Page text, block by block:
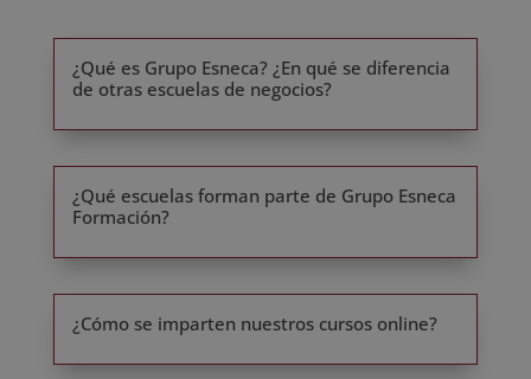
¿Qué es Grupo Esneca? ¿En qué se diferencia
de otras escuelas de negocios?
¿Qué escuelas forman parte de Grupo Esneca
Formación?
¿Cómo se imparten nuestros cursos online?